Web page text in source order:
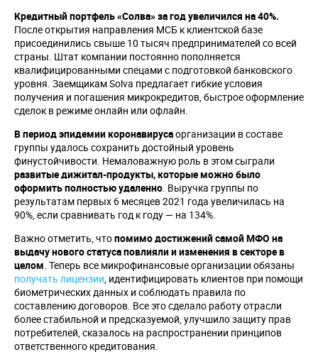
Кредитный портфель «Солва» за год увеличился на 40%.
После открытия направления МСБ к клиентской базе
присоединились свыше 10 тысяч предпринимателей со всей
страны. Штат компании постоянно пополняется
квалифицированными спецами с подготовкой банковского
уровня. Заемщикам Solva предлагает гибкие условия
получения и погашения микрокредитов, быстрое оформление
сделок в режиме онлайн или офлайн.
В период эпидемии коронавирусаорганизации в составе
группы удалось сохранить достойный уровень
финустойчивости. Немаловажную роль в этом сыграли
развитые дижитал-продукты, которые можно было
оформить полностью удаленно. Выручка группы по
результатам первых 6 месяцев 2021 года увеличилась на
90%, если сравнивать год к году — на 134%.
Важно отметить, чтопомимо достижений самой МФО на
выдачу нового статуса повлияли и изменения в секторе в
целом. Теперь все микрофинансовые организации обязаны
получать лицензии, идентифицировать клиентов при помощи
биометрических данных и соблюдать правила по
составлению договоров. Все это сделало работу отрасли
более стабильной и предсказуемой, улучшило защиту прав
потребителей, сказалось на распространении принципов
ответственного кредитования.